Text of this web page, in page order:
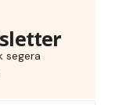
segera